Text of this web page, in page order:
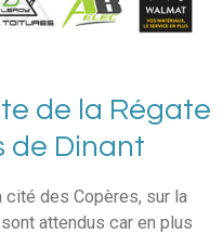
de la Régate
de Dinant
cité des Copères, sur la
attendus car en plus